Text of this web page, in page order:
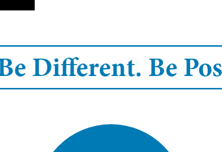
Different.Be